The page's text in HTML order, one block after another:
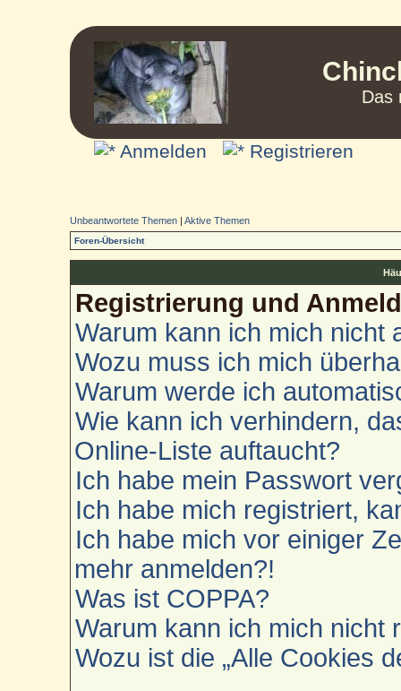
Das
Anmelden Registrieren
Unbeantwortete Themen |Aktive Themen
Foren-Übersicht
Registrierung und
Warum kann ich mich nicht
Wozu muss ich mich
Warum werde ich
Wie kann ich verhindern,
Online-Liste auftaucht?
Ich habe mein Passwort
Ich habe mich registriert,
Ich habe mich vor einiger
mehr anmelden?!
Was ist COPPA?
Warum kann ich mich nicht
Wozu ist die „Alle Cookies